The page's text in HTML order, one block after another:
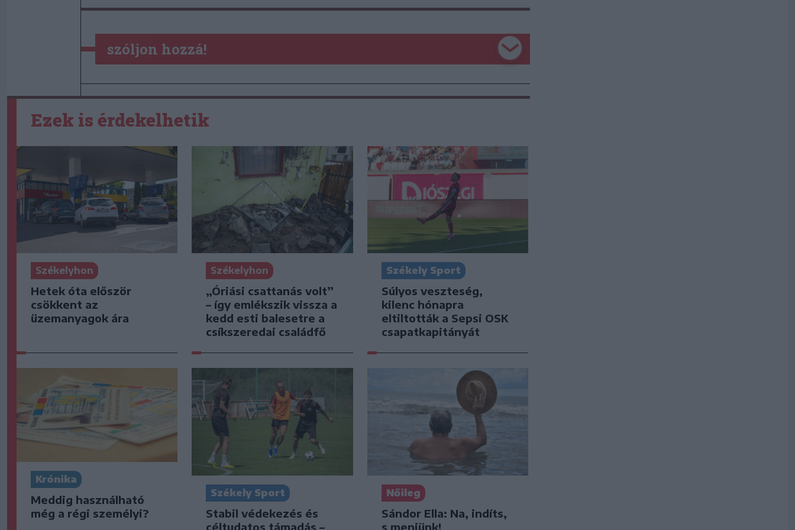
szóljon hozzá!
Ezek is érdekelhetik
Székelyhon
Hetek óta először
csökkent az
üzemanyagok ára
Székelyhon
„Óriási csattanás volt”
– így emlékszik vissza a
kedd esti balesetre a
csíkszeredai családfő
Székely Sport
Súlyos veszteség,
kilenc hónapra
eltiltották a Sepsi OSK
csapatkapitányát
Krónika
Meddig használható
még a régi személyi?
Székely Sport
Stabil védekezés és
céltudatos támadás –
Nőileg
Sándor Ella: Na, indíts,
s menjünk!